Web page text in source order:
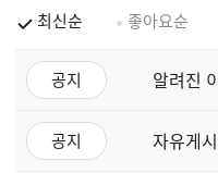
최신순 좋아요순
공지 알려진
공지 자유게